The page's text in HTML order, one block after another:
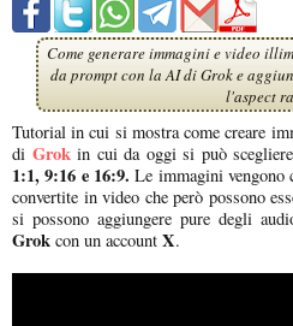
Come generare immagini e video
da prompt con la AI di Grok e
l'aspect
Tutorial in cui si mostra come creare
di Grokin cui da oggi si può
1:1, 9:16 e 16:9. Le immagini vengono
convertite in video che però possono
si possono aggiungere pure degli
Grok con un account X.